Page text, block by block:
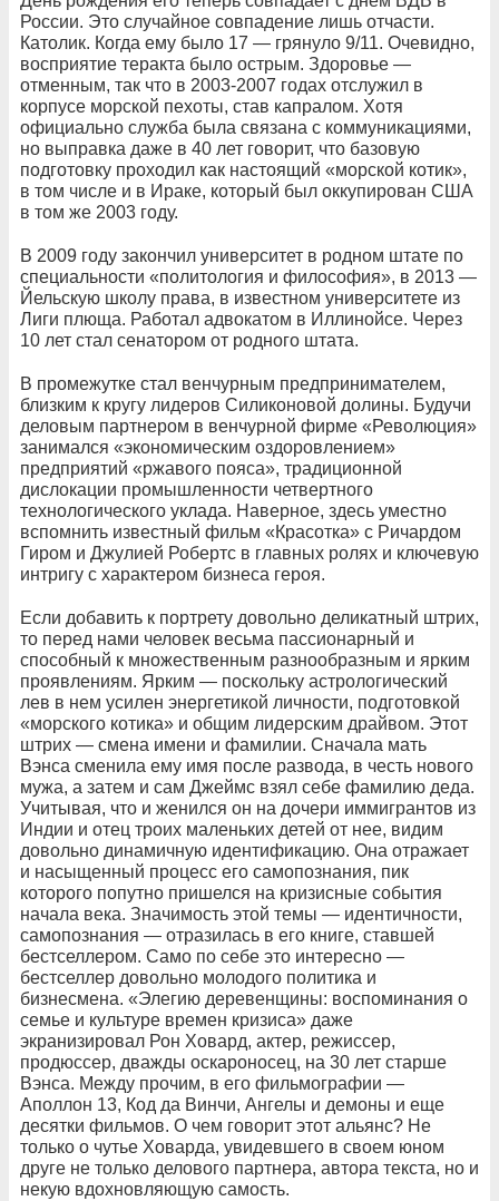
России. Это случайное совпадение лишь отчасти.
Католик. Когда ему было 17 — грянуло 9/11. Очевидно,
восприятие теракта было острым. Здоровье —
отменным, так что в 2003-2007 годах отслужил в
корпусе морской пехоты, став капралом. Хотя
официально служба была связана с коммуникациями,
но выправка даже в 40 лет говорит, что базовую
подготовку проходил как настоящий «морской котик»,
в том числе и в Ираке, который был оккупирован США
в том же 2003 году.
В 2009 году закончил университет в родном штате по
специальности «политология и философия», в 2013 —
Йельскую школу права, в известном университете из
Лиги плюща. Работал адвокатом в Иллинойсе. Через
10 лет стал сенатором от родного штата.
В промежутке стал венчурным предпринимателем,
близким к кругу лидеров Силиконовой долины. Будучи
деловым партнером в венчурной фирме «Революция»
занимался «экономическим оздоровлением»
предприятий «ржавого пояса», традиционной
дислокации промышленности четвертного
технологического уклада. Наверное, здесь уместно
вспомнить известный фильм «Красотка» с Ричардом
Гиром и Джулией Робертс в главных ролях и ключевую
интригу с характером бизнеса героя.
Если добавить к портрету довольно деликатный штрих,
то перед нами человек весьма пассионарный и
способный к множественным разнообразным и ярким
проявлениям. Ярким — поскольку астрологический
лев в нем усилен энергетикой личности, подготовкой
«морского котика» и общим лидерским драйвом. Этот
штрих — смена имени и фамилии. Сначала мать
Вэнса сменила ему имя после развода, в честь нового
мужа, а затем и сам Джеймс взял себе фамилию деда.
Учитывая, что и женился он на дочери иммигрантов из
Индии и отец троих маленьких детей от нее, видим
довольно динамичную идентификацию. Она отражает
и насыщенный процесс его самопознания, пик
которого попутно пришелся на кризисные события
начала века. Значимость этой темы — идентичности,
самопознания — отразилась в его книге, ставшей
бестселлером. Само по себе это интересно —
бестселлер довольно молодого политика и
бизнесмена. «Элегию деревенщины: воспоминания о
семье и культуре времен кризиса» даже
экранизировал Рон Ховард, актер, режиссер,
продюссер, дважды оскароносец, на 30 лет старше
Вэнса. Между прочим, в его фильмографии —
Аполлон 13, Код да Винчи, Ангелы и демоны и еще
десятки фильмов. О чем говорит этот альянс? Не
только о чутье Ховарда, увидевшего в своем юном
друге не только делового партнера, автора текста, но и
некую вдохновляющую самость.